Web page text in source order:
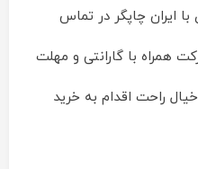
ایران چاپگر در تماس
همراه با گارانتی و مهلت
راحت اقدام به خرید